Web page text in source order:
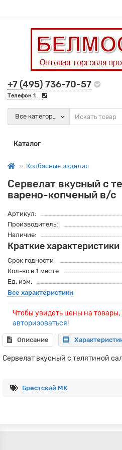
+7 (495) 736-70-57
Телефон 1
Все категории
Каталог
Колбасные изделия
Сервелат вкусный с
варено-копченый в/с
Артикул:
Производитель:
Наличие:
Краткие характеристики
Срок годности
Кол-во в 1 месте
Ед. изм.
Все характеристики
Чтобы увидеть цены на
авторизоваться!
Описание
Сервелат вкусный с телятиной
Брестский МК